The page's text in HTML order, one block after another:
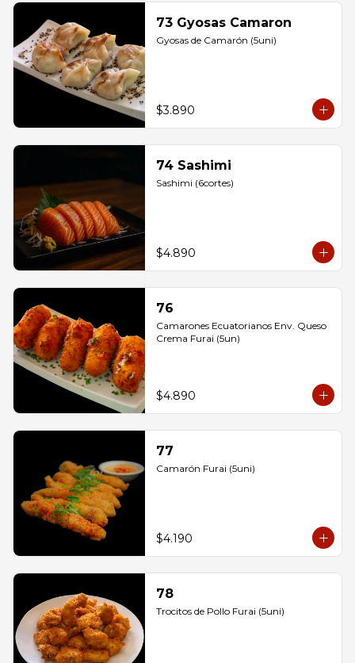
73 Gyosas Camaron
Gyosas de Camarón (5uni)
$3.890
74 Sashimi
Sashimi (6cortes)
$4.890
76
Camarones Ecuatorianos Env. Queso
Crema Furai (5un)
$4.890
77
Camarón Furai (5uni)
$4.190
78
Trocitos de Pollo Furai (5uni)